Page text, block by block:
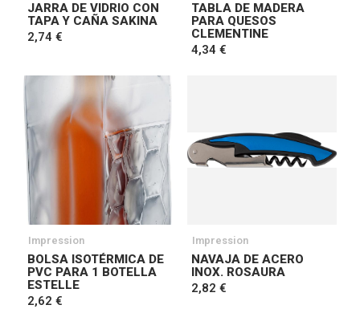
JARRA DE VIDRIO CON
TAPA Y CAÑA SAKINA
2,74 €
TABLA DE MADERA
PARA QUESOS
CLEMENTINE
4,34 €
Impression
BOLSA ISOTÉRMICA DE
PVC PARA 1 BOTELLA
ESTELLE
2,62 €
Impression
NAVAJA DE ACERO
INOX. ROSAURA
2,82 €